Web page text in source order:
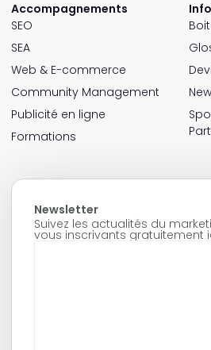
Accompagnements
SEO
SEA
Web & E-commerce
Community Management
Publicité en ligne
Formations
Newsletter
Suivez les actualités du
vous inscrivants gratuitement